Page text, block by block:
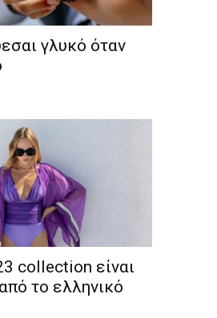
γλυκό όταν
collection είναι
το ελληνικό